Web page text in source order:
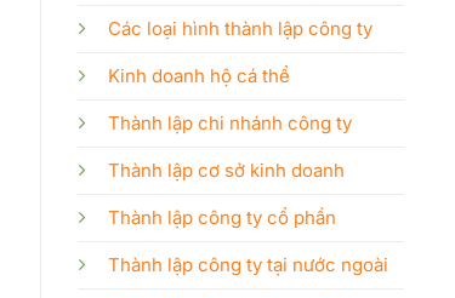
Các loại hình thành lập công ty
Kinh doanh hộ cá thể
Thành lập chi nhánh công ty
Thành lập cơ sở kinh doanh
Thành lập công ty cổ phần
Thành lập công ty tại nước ngoài